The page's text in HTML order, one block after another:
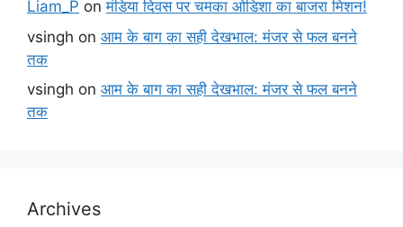
Liam_P onमंडिया दिवस पर चमका ओडिशा का बाजरा मिशन!
vsingh on आम के बाग का सही देखभाल: मंजर से फल बनने
तक
vsingh on आम के बाग का सही देखभाल: मंजर से फल बनने
तक
Archives